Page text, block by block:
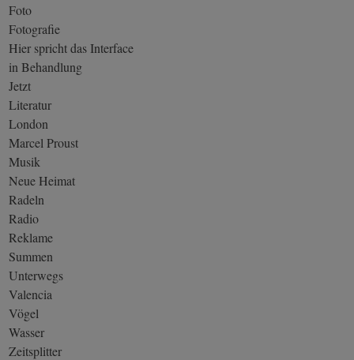
Foto
Fotografie
Hier spricht das Interface
in Behandlung
Jetzt
Literatur
London
Marcel Proust
Musik
Neue Heimat
Radeln
Radio
Reklame
Summen
Unterwegs
Valencia
Vögel
Wasser
Zeitsplitter